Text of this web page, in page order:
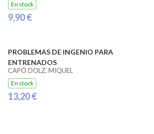
En stock
9,90 €
PROBLEMAS DE INGENIO PARA
ENTRENADOS
CAPÓ DOLZ, MIQUEL
En stock
13,20 €